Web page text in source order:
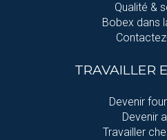
Qualité &
Bobex dans
TRAVAILLER
Devenir
Devenir
Travailler